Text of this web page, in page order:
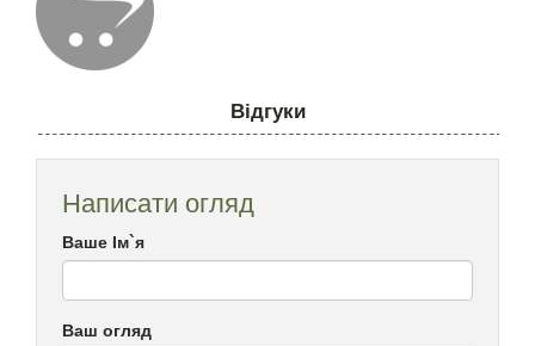
Відгуки
Написати огляд
Ваше Ім`я
Ваш огляд